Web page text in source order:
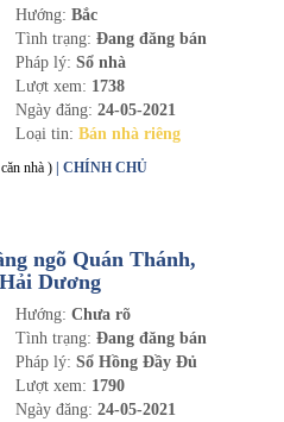
Hướng: Bắc
Tình trạng: Đang đăng bán
Pháp lý: Sổ nhà
Lượt xem: 1738
Ngày đăng: 24-05-2021
Loại tin: Bán nhà riêng
nhà ) | CHÍNH CHỦ
ngõ Quán Thánh,
Dương
Hướng: Chưa rõ
Tình trạng: Đang đăng bán
Pháp lý: Sổ Hồng Đầy Đủ
Lượt xem: 1790
Ngày đăng: 24-05-2021